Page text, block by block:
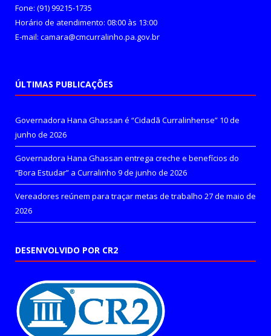
Fone: (91) 99215-1735
Horário de atendimento: 08:00 às 13:00
E-mail: camara@cmcurralinho.pa.gov.br
ÚLTIMAS PUBLICAÇÕES
Governadora Hana Ghassan é “Cidadã Curralinhense” 10 de
junho de 2026
Governadora Hana Ghassan entrega creche e benefícios do
“Bora Estudar” a Curralinho 9 de junho de 2026
Vereadores reúnem para traçar metas de trabalho 27 de maio de
2026
DESENVOLVIDO POR CR2